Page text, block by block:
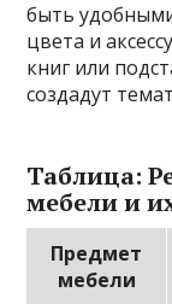
быть
цвета и
книг или
создадут
Таблица:
мебели и
Предмет
мебели